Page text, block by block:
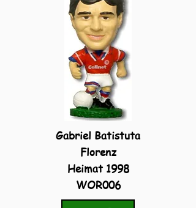
Gabriel Batistuta
Florenz
Heimat 1998
WOR006